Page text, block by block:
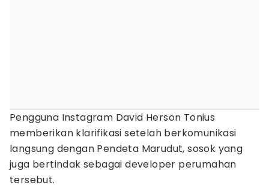
Pengguna Instagram David Herson Tonius
memberikan klarifikasi setelah berkomunikasi
langsung dengan Pendeta Marudut, sosok yang
juga bertindak sebagai developer perumahan
tersebut.